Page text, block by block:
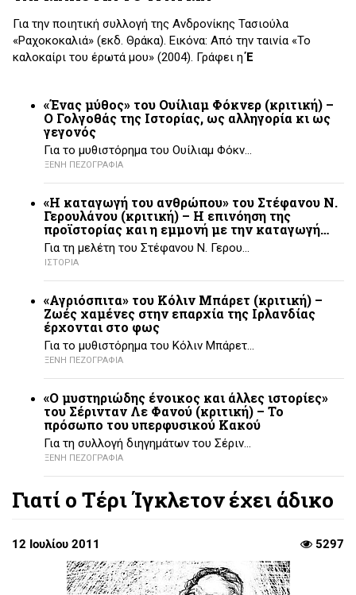
Για την ποιητική συλλογή της Ανδρονίκης Τασιούλα
«Ραχοκοκαλιά» (εκδ. Θράκα). Εικόνα: Από την ταινία «Το
καλοκαίρι του έρωτά μου» (2004). Γράφει ηΈ
«Ένας μύθος» του Ουίλιαμ Φόκνερ (κριτική) –
Ο Γολγοθάς της Ιστορίας, ως αλληγορία κι ως
γεγονός
Για το μυθιστόρημα του Ουίλιαμ Φόκν…
ΞΕΝΗ ΠΕΖΟΓΡΑΦΙΑ
«Η καταγωγή του ανθρώπου» του Στέφανου Ν.
Γερουλάνου (κριτική) – Η επινόηση της
προϊστορίας και η εμμονή με την καταγωγή…
Για τη μελέτη του Στέφανου Ν. Γερου…
ΙΣΤΟΡΙΑ
«Αγριόσπιτα» του Κόλιν Μπάρετ (κριτική) –
Ζωές χαμένες στην επαρχία της Ιρλανδίας
έρχονται στο φως
Για το μυθιστόρημα του Κόλιν Μπάρετ…
ΞΕΝΗ ΠΕΖΟΓΡΑΦΙΑ
«Ο μυστηριώδης ένοικος και άλλες ιστορίες»
του Σέρινταν Λε Φανού (κριτική) – Το
πρόσωπο του υπερφυσικού Κακού
Για τη συλλογή διηγημάτων του Σέριν…
ΞΕΝΗ ΠΕΖΟΓΡΑΦΙΑ
Γιατί ο Τέρι Ίγκλετον έχει άδικο
12 Ιουλίου 2011 5297